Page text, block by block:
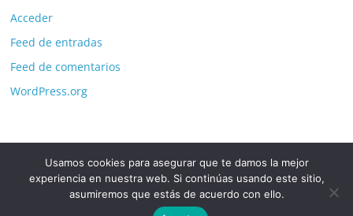
Acceder
Feed de entradas
Feed de comentarios
WordPress.org
Copyright © 2026 . All rights reserved.
ColorMag Pro by ThemeGrill. Powered byWordPress.
Usamos cookies para asegurar que te damos la mejor
experiencia en nuestra web. Si continúas usando este sitio,
asumiremos que estás de acuerdo con ello.